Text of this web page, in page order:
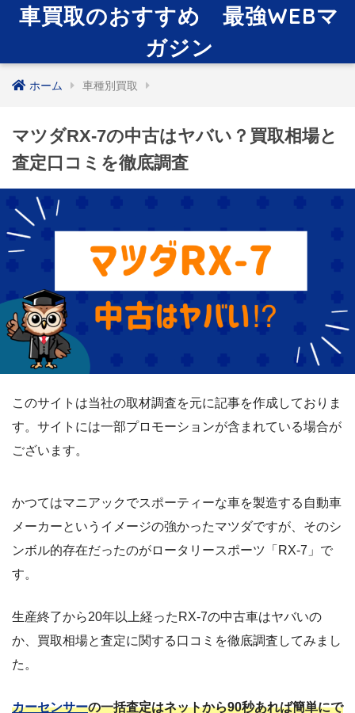
車買取のおすすめ 最強WEBマ
ガジン
ホーム 車種別買取
マツダRX-7の中古はヤバい？買取相場と
査定口コミを徹底調査
このサイトは当社の取材調査を元に記事を作成しておりま
す。サイトには一部プロモーションが含まれている場合が
ございます。
かつてはマニアックでスポーティーな車を製造する自動車
メーカーというイメージの強かったマツダですが、そのシ
ンボル的存在だったのがロータリースポーツ「RX-7」で
す。
生産終了から20年以上経ったRX-7の中古車はヤバいの
か、買取相場と査定に関する口コミを徹底調査してみまし
た。
カーセンサーの一括査定はネットから90秒あれば簡単にで